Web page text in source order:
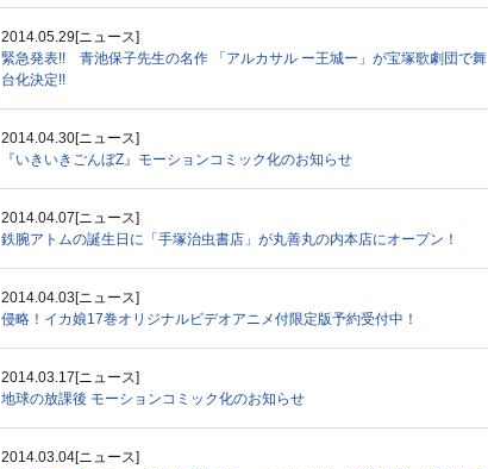
2014.05.29 [ニュース]
緊急発表!! 青池保子先生の名作 「アルカサル ー王城ー」が宝塚歌劇団で舞
台化決定!!
2014.04.30[ニュース]
『いきいきごんぼZ』モーションコミック化のお知らせ
2014.04.07 [ニュース]
鉄腕アトムの誕生日に「手塚治虫書店」が丸善丸の内本店にオープン！
2014.04.03 [ニュース]
侵略！イカ娘17巻オリジナルビデオアニメ付限定版予約受付中！
2014.03.17 [ニュース]
地球の放課後 モーションコミック化のお知らせ
2014.03.04[ニュース]